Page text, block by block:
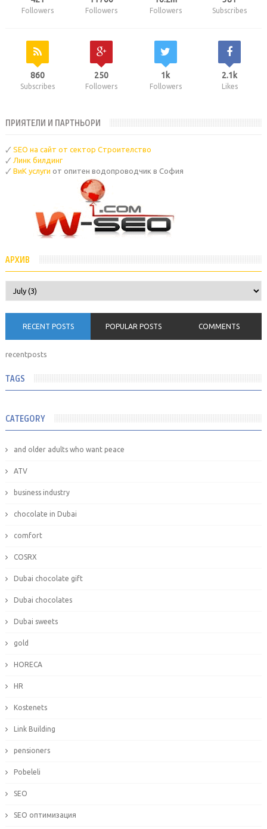
Followers Followers Followers Subscribes
860
Subscribes
250
Followers
1k
Followers
2.1k
Likes
ПРИЯТЕЛИ И ПАРТНЬОРИ
🗸 SEO на сайт от сектор Строителство
🗸 Линк билдинг
🗸 ВиК услуги от опитен водопроводчик в София
АРХИВ
RECENT POSTS POPULAR POSTS COMMENTS
recentposts
TAGS
CATEGORY
and older adults who want peace
ATV
business industry
chocolate in Dubai
comfort
COSRX
Dubai chocolate gift
Dubai chocolates
Dubai sweets
gold
HORECA
HR
Kostenets
Link Building
pensioners
Pobeleli
SEO
SEO оптимизация